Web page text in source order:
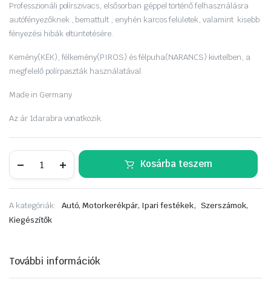
Professzionáli polírszivacs, elsősorban géppel történő felhasználásra
autófényezőknek , bemattult , enyhén karcos felületek, valamint kisebb
fényezési hibák eltüntetésére.
Kemény(KÉK), félkemény(PIROS) és félpuha(NARANCS) kivitelben, a
megfelelő polírpaszták használatával.
Made in Germany
Az ár 1darabra vonatkozik.
Polírszivacs
piros
ON-
A88008520
Kosárba teszem
A kategóriák: Autó, Motorkerékpár, Ipari festékek, Szerszámok,
Kiegészítők
További információk